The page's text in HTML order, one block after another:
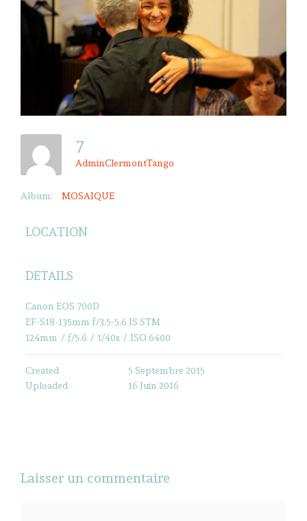
7
AdminClermontTango
Album: MOSAIQUE
LOCATION
DETAILS
Canon EOS 700D
EF-S18-135mm f/3.5-5.6 IS STM
124mm / ƒ/5.6 / 1/40s / ISO 6400
Created
5 Septembre 2015
Uploaded
16 Juin 2016
Laisser un commentaire